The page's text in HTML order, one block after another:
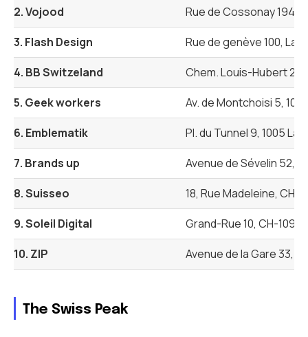
2. Vojood
Rue de Cossonay 194,
3. Flash Design
Rue de genève 100,
4. BB Switzeland
Chem. Louis-Hubert 2,
5. Geek workers
Av. de Montchoisi 5,
6. Emblematik
Pl. du Tunnel 9, 1005
7. Brands up
Avenue de Sévelin 52,
8. Suisseo
18, Rue Madeleine, CH-
9. Soleil Digital
Grand-Rue 10, CH-1095
10. ZIP
Avenue de la Gare 33,
The Swiss Peak